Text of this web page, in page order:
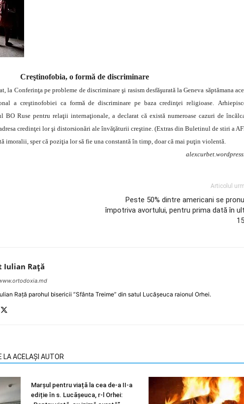
Creştinofobia, o formă de discriminare
la Conferinţa pe probleme de discriminare şi rasism desfăşurată la Geneva săptămana
a creştinofobiei ca formă de discriminare pe baza credinţei religioase.
BO Ruse pentru relaţii internaţionale, a declarat că există numeroase cazuri de
credinţei lor şi distorsionări ale învăţăturii creştine. (Extras din Buletinul de stiri a
imoralii, sper că poziţia lor să fie una constantă în timp, doar că mai puţin violentă.
Articolul
Peste 50% dintre americani se
împotriva avortului, pentru prima dată în
Iulian Raţă
Rață parohul bisericii ”Sfânta Treime” din satul Lucășeuca raionul Orhei.
LA ACELAȘI AUTOR
Marșul pentru viață la cea de-a II-a
ediție în s. Lucășeuca, r-l Orhei: